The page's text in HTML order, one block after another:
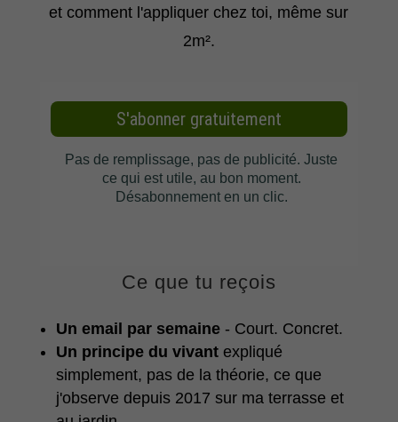
et comment l'appliquer chez toi, même sur
2m².
Ce que tu reçois
Un email par semaine- Court. Concret.
Un principe du vivantexpliqué
simplement, pas de la théorie, ce que
j'observe depuis 2017 sur ma terrasse et